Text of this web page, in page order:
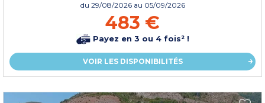
du 29/08/2026 au 05/09/2026
483 €
Payez en 3 ou 4 fois² !
VOIR LES DISPONIBILITÉS